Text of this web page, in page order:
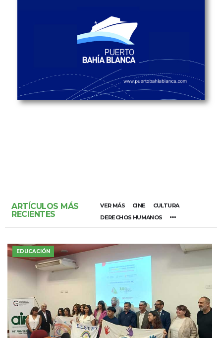
ARTÍCULOS MÁS
RECIENTES
VER MÁS CINE
CULTURA
DERECHOS HUMANOS
EDUCACIÓN